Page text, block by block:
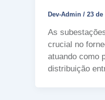
Dev-Admin / 23 de
As
crucial no
atuando como
distribuição